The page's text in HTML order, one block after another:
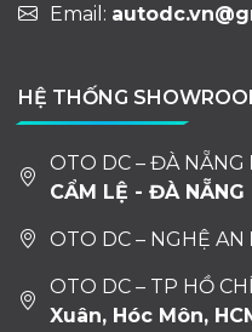
Email:
HỆ THỐNG
OTO DC – ĐÀ NẴNG
CẨM LỆ - ĐÀ NẴNG
OTO DC – NGHỆ AN
OTO DC – TP HỒ
Xuân, Hóc Môn,